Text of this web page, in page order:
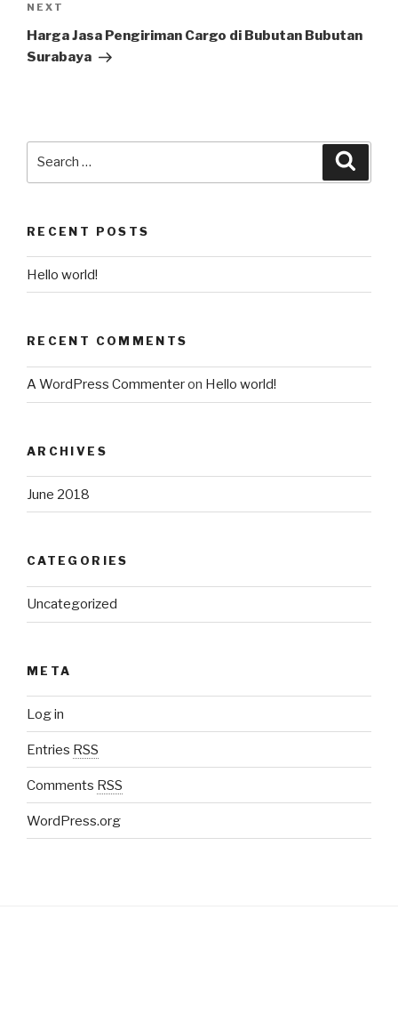
NEXT
Harga Jasa Pengiriman Cargo di Bubutan Bubutan
Surabaya
RECENT POSTS
Hello world!
RECENT COMMENTS
A WordPress Commenteron Hello world!
ARCHIVES
June 2018
CATEGORIES
Uncategorized
META
Log in
Entries RSS
Comments RSS
WordPress.org